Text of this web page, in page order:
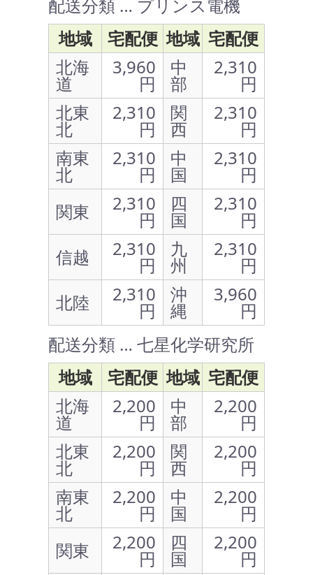
配送分類 … プリンス電機
地域
宅配便 地域 宅配便
北海
道
3,960
円
中
部
2,310
円
北東
北
2,310
円
関
西
2,310
円
南東
北
2,310
円
中
国
2,310
円
関東
2,310
円
四
国
2,310
円
信越
2,310
円
九
州
2,310
円
北陸
2,310
円
沖
縄
3,960
円
配送分類 … 七星化学研究所
地域
宅配便 地域 宅配便
北海
道
2,200
円
中
部
2,200
円
北東
北
2,200
円
関
西
2,200
円
南東
北
2,200
円
中
国
2,200
円
関東
2,200
円
四
国
2,200
円